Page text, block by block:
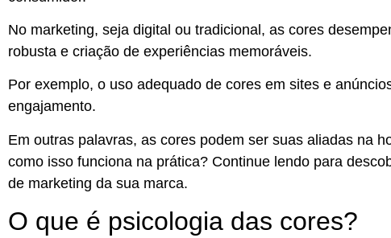
No marketing, seja digital ou tradicional, as cores
robusta e criação de experiências memoráveis.
Por exemplo, o uso adequado de cores em sites e
engajamento.
Em outras palavras, as cores podem ser suas aliadas na
como isso funciona na prática? Continue lendo para
de marketing da sua marca.
O que é psicologia das cores?